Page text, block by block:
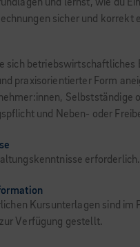
und lernst, wie du
sicher und korrekt
sich betriebswirtschaftliches
praxisorientierter Form
Selbstständige
und Neben- oder
erforderlich.
Kursunterlagen sind im
Verfügung gestellt.